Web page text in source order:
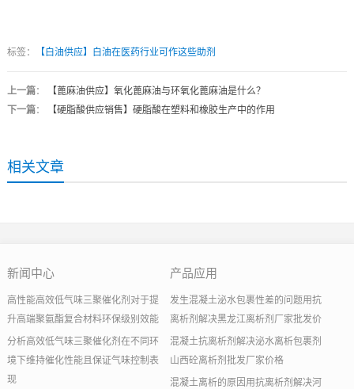
标签： 【白油供应】白油在医药行业可作这些助剂
上一篇：
【蓖麻油供应】氧化蓖麻油与环氧化蓖麻油是什么？
下一篇： 【硬脂酸供应销售】硬脂酸在塑料和橡胶生产中的作用
相关文章
新闻中心
高性能高效低气味三聚催化剂对于提
升高端聚氨酯复合材料环保级别效能
分析高效低气味三聚催化剂在不同环
境下维持催化性能且保证气味控制表
现
产品应用
发生混凝土泌水包裹性差的问题用抗
离析剂解决黑龙江离析剂厂家批发价
混凝土抗离析剂解决泌水离析包裹剂
山西砼离析剂批发厂家价格
混凝土离析的原因用抗离析剂解决河